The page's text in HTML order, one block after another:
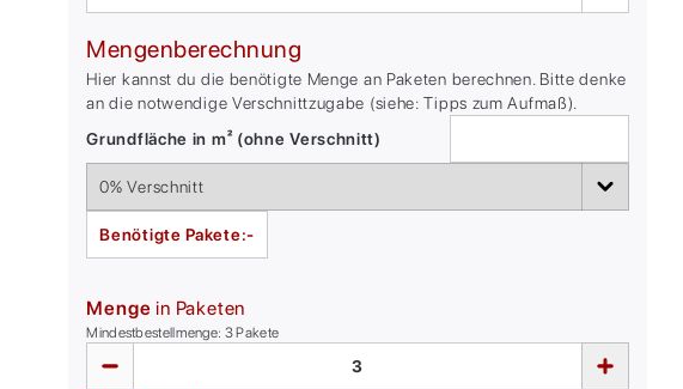
Mengenberechnung
Hier kannst du die benötigte Menge an Paketen berechnen. Bitte denke
an die notwendige Verschnittzugabe (siehe: Tipps zum Aufmaß).
Grundfläche in m² (ohne Verschnitt)
Benötigte Pakete:-
Menge in Paketen
Mindestbestellmenge: 3Pakete